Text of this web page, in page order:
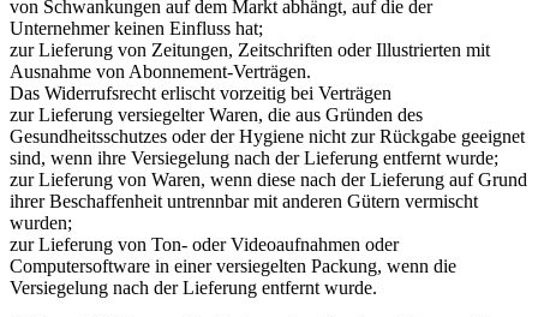
von Schwankungen auf dem Markt abhängt, auf die der
Unternehmer keinen Einfluss hat;
zur Lieferung von Zeitungen, Zeitschriften oder Illustrierten mit
Ausnahme von Abonnement-Verträgen.
Das Widerrufsrecht erlischt vorzeitig bei Verträgen
zur Lieferung versiegelter Waren, die aus Gründen des
Gesundheitsschutzes oder der Hygiene nicht zur Rückgabe geeignet
sind, wenn ihre Versiegelung nach der Lieferung entfernt wurde;
zur Lieferung von Waren, wenn diese nach der Lieferung auf Grund
ihrer Beschaffenheit untrennbar mit anderen Gütern vermischt
wurden;
zur Lieferung von Ton- oder Videoaufnahmen oder
Computersoftware in einer versiegelten Packung, wenn die
Versiegelung nach der Lieferung entfernt wurde.